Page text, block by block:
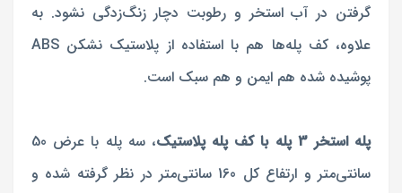
گرفتن در آب استخر و رطوبت دچار زنگ‌زدگی نشود. به
علاوه، کف پله‌ها هم با استفاده از پلاستیک نشکن ABS
پوشیده شده هم ایمن و هم سبک است.
پله استخر 3 پله با کف پله پلاستیک
، سه پله با عرض 50
سانتی‌متر و ارتفاع کل 160 سانتی‌متر در نظر گرفته شده و